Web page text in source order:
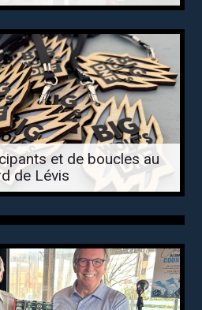
et de boucles au
de Lévis